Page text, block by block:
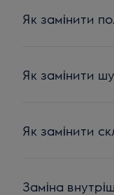
Як замінити
Як замінити
Як замінити
Заміна